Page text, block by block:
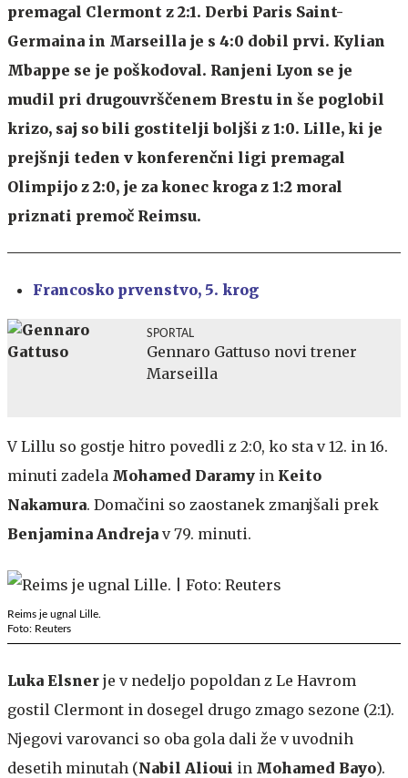
premagal Clermont z 2:1. Derbi Paris Saint-
Germaina in Marseilla je s 4:0 dobil prvi. Kylian
Mbappe se je poškodoval. Ranjeni Lyon se je
mudil pri drugouvrščenem Brestu in še poglobil
krizo, saj so bili gostitelji boljši z 1:0. Lille, ki je
prejšnji teden v konferenčni ligi premagal
Olimpijo z 2:0, je za konec kroga z 1:2 moral
priznati premoč Reimsu.
Francosko prvenstvo, 5. krog
SPORTAL
Gennaro Gattuso novi trener
Marseilla
V Lillu so gostje hitro povedli z 2:0, ko sta v 12. in 16.
minuti zadela Mohamed Daramy in Keito
Nakamura. Domačini so zaostanek zmanjšali prek
Benjamina Andreja v 79. minuti.
Reims je ugnal Lille.
Foto: Reuters
Luka Elsner je v nedeljo popoldan z Le Havrom
gostil Clermont in dosegel drugo zmago sezone (2:1).
Njegovi varovanci so oba gola dali že v uvodnih
desetih minutah (Nabil Alioui in Mohamed Bayo).